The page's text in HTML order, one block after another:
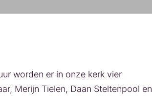
worden er in onze kerk vier
Merijn Tielen, Daan Steltenpool